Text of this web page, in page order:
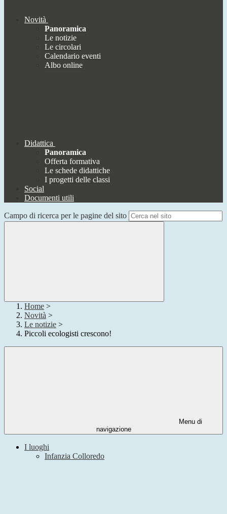
Novità
Panoramica
Le notizie
Le circolari
Calendario eventi
Albo online
Didattica
Panoramica
Offerta formativa
Le schede didattiche
I progetti delle classi
Social
Documenti utili
Campo di ricerca per le pagine del sito
Home >
Novità >
Le notizie >
Piccoli ecologisti crescono!
Menu di
navigazione
I luoghi
Infanzia Colloredo